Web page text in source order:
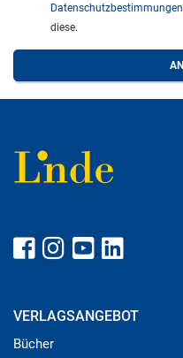
Datenschutzbestimmungen
diese.
VERLAGSANGEBOT
Bücher